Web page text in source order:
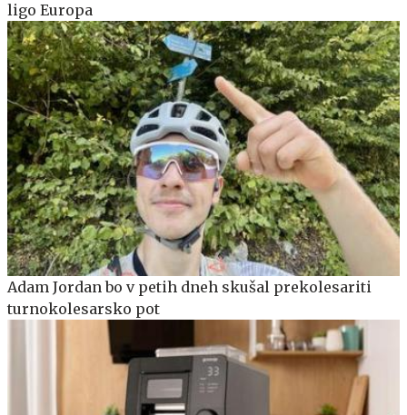
ligo Europa
Adam Jordan bo v petih dneh skušal prekolesariti
turnokolesarsko pot